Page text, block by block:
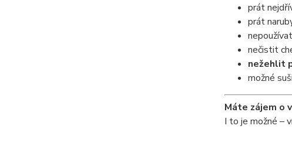
prát
prát
nečistit
nežehlit
možné
Máte zájem o
I to je možné –